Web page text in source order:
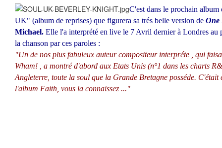
C'est dans le prochain
UK" (album de reprises) que figurera sa trés belle version de One
Michael. Elle l'a interprété en live le 7 Avril dernier à Londres
la chanson par ces paroles :
"Un de nos plus fabuleux auteur compositeur interpréte , qui
Wham! , a montré d'abord aux Etats Unis (n°1 dans les charts
Angleterre, toute la soul que la Grande Bretagne posséde. C'était
l'album Faith, vous la connaissez ..."